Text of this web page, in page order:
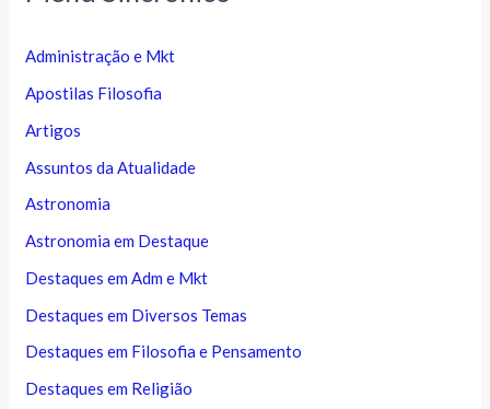
Administração e Mkt
Apostilas Filosofia
Artigos
Assuntos da Atualidade
Astronomia
Astronomia em Destaque
Destaques em Adm e Mkt
Destaques em Diversos Temas
Destaques em Filosofia e Pensamento
Destaques em Religião